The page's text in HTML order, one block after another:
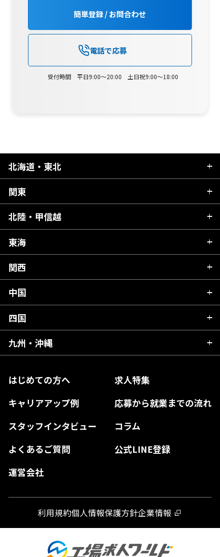
簡単登録 / お問合わせ
電話で応募
受付時間 平日9:00～20:00 土日祝9:00～18:00
はじめての方へ
求人特集
キャリアアップ例
応募から就業までの流れ
スタッフインタビュー
コラム
よくあるご質問
公式LINE登録
運営会社
北海道・東北
北海道
青森県
秋田県
岩手県
宮城県
福島県
関東
茨城県
栃木県
群馬県
埼玉県
千葉県
東京都
神奈川県
北陸・甲信越
新潟県
富山県
石川県
山梨県
長野県
東海
岐阜県
静岡県
愛知県
関西
滋賀県
京都府
大阪府
奈良県
和歌山県
中国
広島県
岡山県
島根県
山口県
四国
愛媛県
徳島県
九州・沖縄
熊本県
宮崎県
利用規約個人情報保護方針企業情報